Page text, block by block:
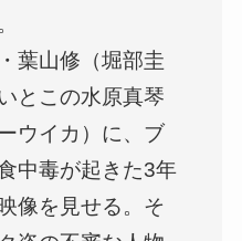
葉山修（堀部圭
とこの水原真琴
ウイカ）に、ブ
中毒が起きた3年
像を見せる。そ